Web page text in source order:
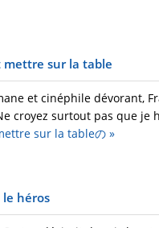
mettre sur la table
et cinéphile dévorant,
croyez surtout pas que je
sur la tableの »
le héros